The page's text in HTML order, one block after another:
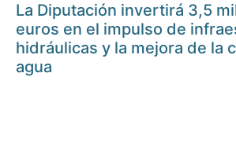
La Diputación invertirá 3,5
euros en el impulso de
hidráulicas y la mejora de la
agua